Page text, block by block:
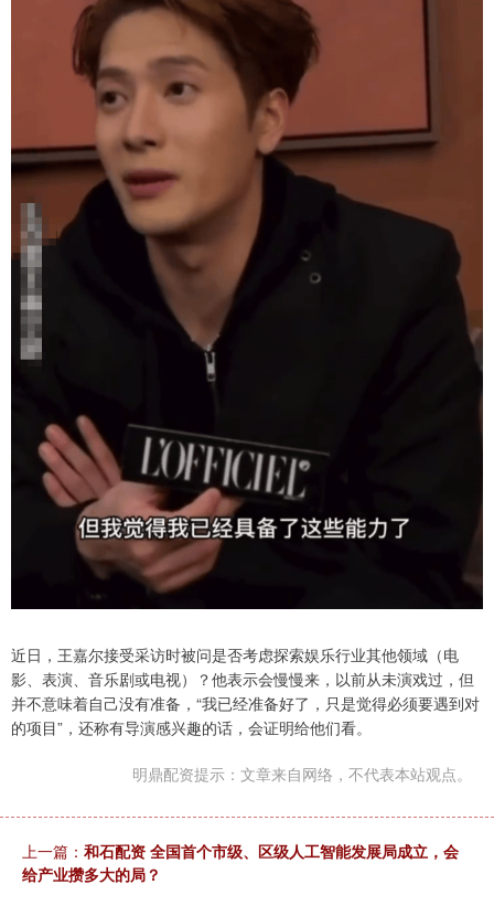
近日，王嘉尔接受采访时被问是否考虑探索娱乐行业其他领域（电
影、表演、音乐剧或电视）？他表示会慢慢来，以前从未演戏过，但
并不意味着自己没有准备，“我已经准备好了，只是觉得必须要遇到对
的项目”，还称有导演感兴趣的话，会证明给他们看。
明鼎配资提示：文章来自网络，不代表本站观点。
上一篇： 和石配资 全国首个市级、区级人工智能发展局成立，会
给产业攒多大的局？